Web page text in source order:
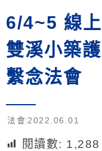
6/4~5 線上
雙溪小築
繫念法會
法會 2022.06.01
閱讀數: 1,288